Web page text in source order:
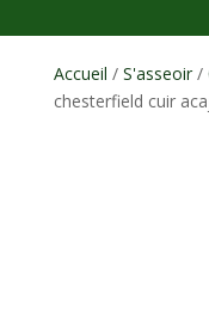
Accueil / S'asseoir/
chesterfield cuir